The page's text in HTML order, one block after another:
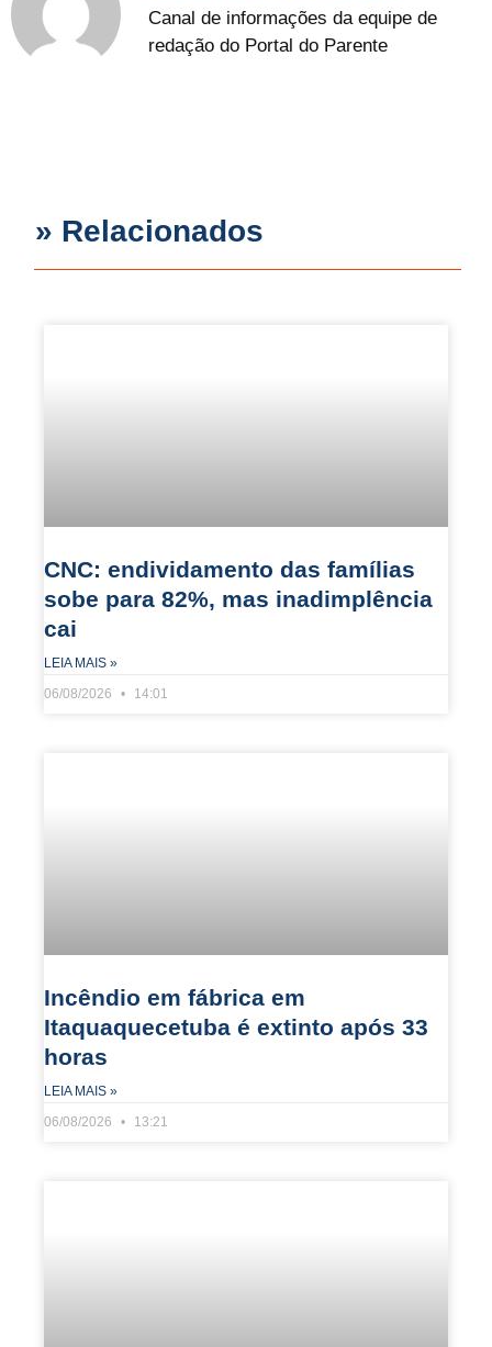
Canal de informações da equipe de
redação do Portal do Parente
» Relacionados
CNC: endividamento das famílias
sobe para 82%, mas inadimplência
cai
LEIA MAIS »
06/08/2026
14:01
Incêndio em fábrica em
Itaquaquecetuba é extinto após 33
horas
LEIA MAIS »
06/08/2026
13:21